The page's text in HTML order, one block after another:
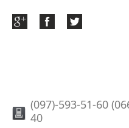
(097)-593-51-60
40